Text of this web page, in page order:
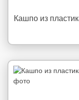
Кашпо из